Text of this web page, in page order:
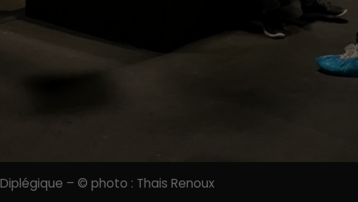
Diplégique – © photo : Thais Renoux